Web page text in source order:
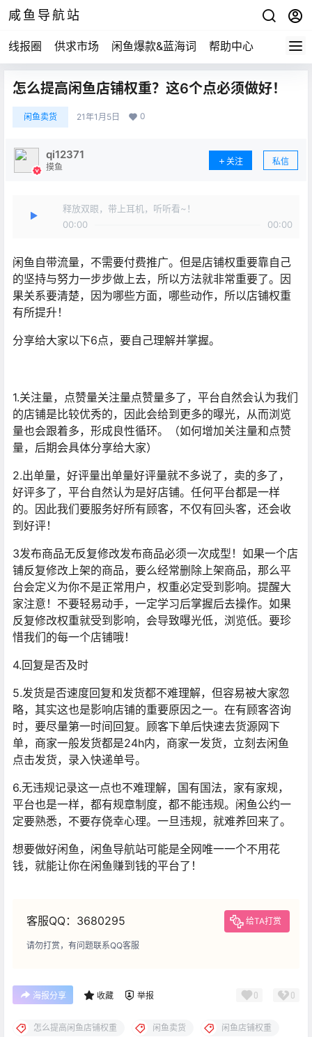
咸鱼导航站
线报圈 供求市场 闲鱼爆款&蓝海词 帮助中心
怎么提高闲鱼店铺权重？这6个点必须做好！
闲鱼卖货 21年1月5日 0
qi12371
摸鱼
关注 私信
释放双眼，带上耳机，听听看~！
00:00
00:00
闲鱼自带流量，不需要付费推广。但是店铺权重要靠自己
的坚持与努力一步步做上去，所以方法就非常重要了。因
果关系要清楚，因为哪些方面，哪些动作，所以店铺权重
有所提升！
分享给大家以下6点，要自己理解并掌握。
1.关注量，点赞量关注量点赞量多了，平台自然会认为我们
的店铺是比较优秀的，因此会给到更多的曝光，从而浏览
量也会跟着多，形成良性循环。（如何增加关注量和点赞
量，后期会具体分享给大家）
2.出单量，好评量出单量好评量就不多说了，卖的多了，
好评多了，平台自然认为是好店铺。任何平台都是一样
的。因此我们要服务好所有顾客，不仅有回头客，还会收
到好评！
3发布商品无反复修改发布商品必须一次成型！如果一个店
铺反复修改上架的商品，要么经常删除上架商品，那么平
台会定义为你不是正常用户，权重必定受到影响。提醒大
家注意！不要轻易动手，一定学习后掌握后去操作。如果
反复修改权重就受到影响，会导致曝光低，浏览低。要珍
惜我们的每一个店铺哦！
4.回复是否及时
5.发货是否速度回复和发货都不难理解，但容易被大家忽
略，其实这也是影响店铺的重要原因之一。在有顾客咨询
时，要尽量第一时间回复。顾客下单后快速去货源网下
单，商家一般发货都是24h内，商家一发货，立刻去闲鱼
点击发货，录入快递单号。
6.无违规记录这一点也不难理解，国有国法，家有家规，
平台也是一样，都有规章制度，都不能违规。闲鱼公约一
定要熟悉，不要存侥幸心理。一旦违规，就难养回来了。
想要做好闲鱼，闲鱼导航站可能是全网唯一一个不用花
钱，就能让你在闲鱼赚到钱的平台了！
客服QQ：3680295 给TA打赏
请勿打赏，有问题联系QQ客服
海报分享 收藏 举报 0 0
怎么提高闲鱼店铺权重 闲鱼卖货 闲鱼店铺权重